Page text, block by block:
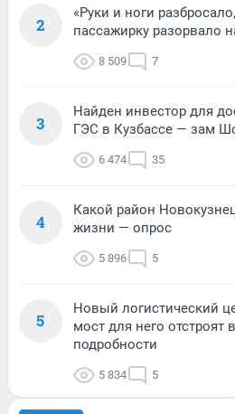
2
«Руки и ноги
пассажирку разорвало
8 509 7
3
Найден инвестор для
ГЭС в Кузбассе — зам
6 474 35
4
Какой район
жизни — опрос
5 896 5
5
Новый логистический
мост для него отстроят
подробности
5 834 5